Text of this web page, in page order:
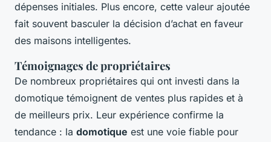
dépenses initiales. Plus encore, cette valeur ajoutée
fait souvent basculer la décision d’achat en faveur
des maisons intelligentes.
Témoignages de propriétaires
De nombreux propriétaires qui ont investi dans la
domotique témoignent de ventes plus rapides et à
de meilleurs prix. Leur expérience confirme la
tendance : la domotique est une voie fiable pour